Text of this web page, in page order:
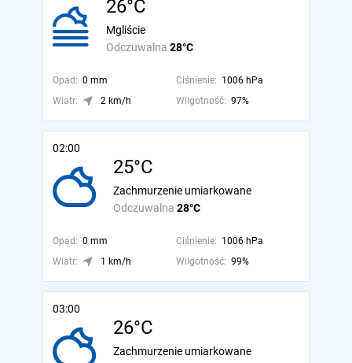
26°C
Odczuwalna 28°C
Mgliście
Opad: 0 mm Ciśnienie: 1006 hPa
Wiatr:
2 km/h Wilgotność: 97%
02:00
25°C
Odczuwalna 28°C
Zachmurzenie umiarkowane
Opad: 0 mm Ciśnienie: 1006 hPa
Wiatr:
1 km/h Wilgotność: 99%
03:00
26°C
Zachmurzenie umiarkowane